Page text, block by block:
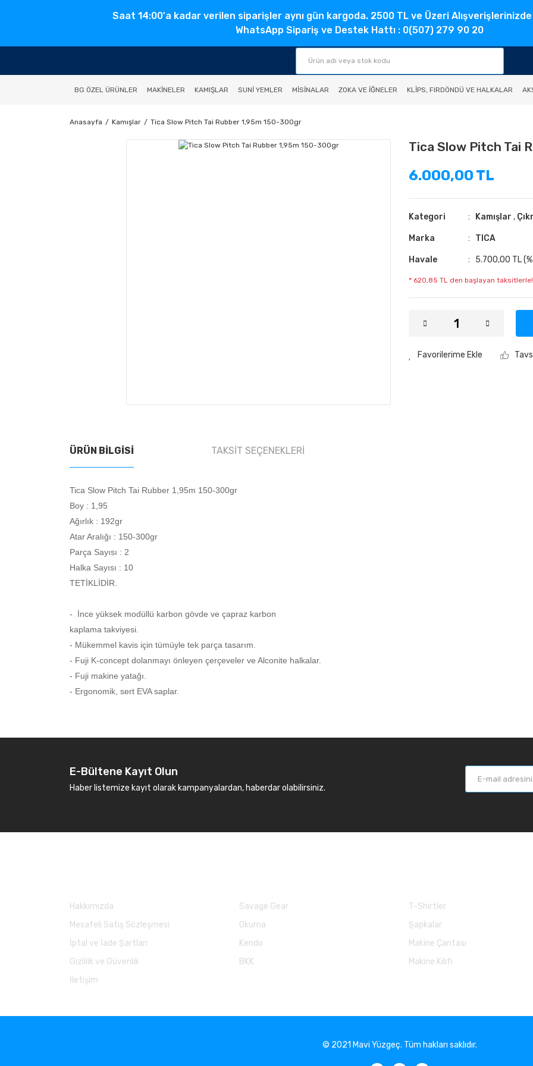
Saat 14:00'a kadar verilen siparişler aynı gün kargoda. 2500 TL ve Üzeri
WhatsApp Sipariş ve Destek Hattı : 0(507) 279 90 20
BG ÖZEL ÜRÜNLER MAKINELER KAMIŞLAR SUNI YEMLER MISINALAR ZOKA VE İĞNELER KLIPS, FIRDÖNDÜ VE HALKALAR
Anasayfa Kamışlar Tica Slow Pitch Tai Rubber 1,95m 150-300gr
Tica Slow Pitch Tai
6.000,00 TL
Kategori Kamışlar ,
Marka TICA
Havale 5.700,00 TL
* 620,85 TL den başlayan
ÜRÜN BILGISI TAKSIT SEÇENEKLERI
Tica Slow Pitch Tai Rubber 1,95m 150-300gr
Boy : 1,95
Ağırlık : 192gr
Atar Aralığı : 150-300gr
Parça Sayısı : 2
Halka Sayısı : 10
TETİKLİDİR.
- İnce yüksek modüllü karbon gövde ve çapraz karbon
kaplama takviyesi.
- Mükemmel kavis için tümüyle tek parça tasarım.
- Fuji K-concept dolanmayı önleyen çerçeveler ve Alconite halkalar.
- Fuji makine yatağı.
- Ergonomik, sert EVA saplar.
E-Bültene Kayıt Olun
Haber listemize kayıt olarak kampanyalardan, haberdar olabilirsiniz.
Hakkımızda
Mesafeli Satış Sözleşmesi
İptal ve İade Şartları
Gizlilik ve Güvenlik
İletişim
Savage Gear
Okuma
Kendo
BKK
T-Shirtler
Şapkalar
Makine Çantası
Makine Kılıfı
© 2021 Mavi Yüzgeç. Tüm hakları saklıdır.